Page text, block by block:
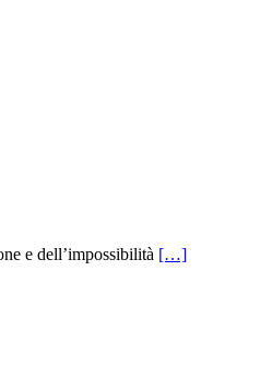
e dell’impossibilità […]